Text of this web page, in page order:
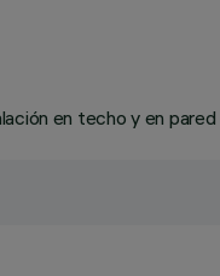
en techo y en